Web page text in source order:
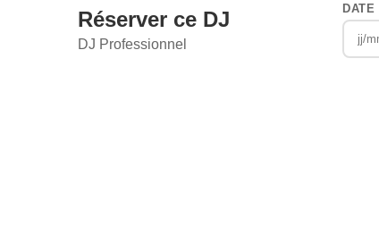
Réserver ce DJ
DJ Professionnel
DATE